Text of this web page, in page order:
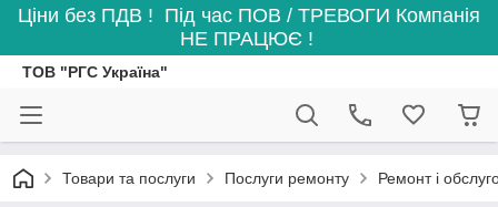
Ціни без ПДВ ! Під час ПОВ / ТРЕВОГИ Компанія
НЕ ПРАЦЮЄ !
ТОВ "РГС Україна"
Товари та послуги Послуги ремонту Ремонт і